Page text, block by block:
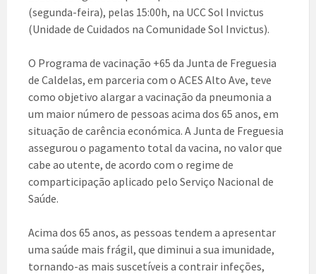
(segunda-feira), pelas 15:00h, na UCC Sol Invictus
(Unidade de Cuidados na Comunidade Sol Invictus).
O Programa de vacinação +65 da Junta de Freguesia
de Caldelas, em parceria com o ACES Alto Ave, teve
como objetivo alargar a vacinação da pneumonia a
um maior número de pessoas acima dos 65 anos, em
situação de carência económica. A Junta de Freguesia
assegurou o pagamento total da vacina, no valor que
cabe ao utente, de acordo com o regime de
comparticipação aplicado pelo Serviço Nacional de
Saúde.
Acima dos 65 anos, as pessoas tendem a apresentar
uma saúde mais frágil, que diminui a sua imunidade,
tornando-as mais suscetíveis a contrair infeções,